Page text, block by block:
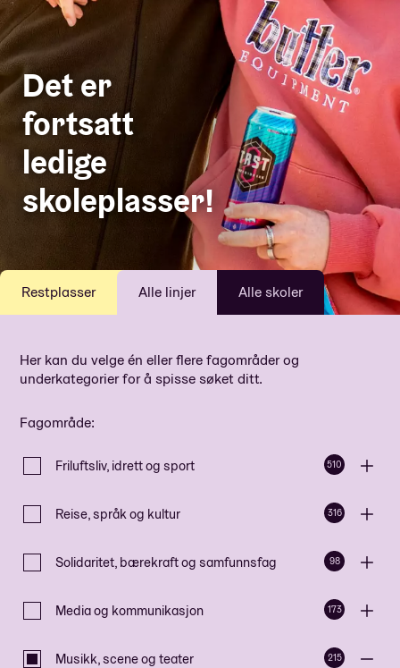
Det er
fortsatt
ledige
skoleplasser!
Restplasser Alle linjer Alle skoler
Her kan du velge én eller flere fagområder og
underkategorier for å spisse søket ditt.
Fagområde:
Friluftsliv, idrett og sport 510
Reise, språk og kultur 316
Solidaritet, bærekraft og samfunnsfag 98
Media og kommunikasjon 173
Musikk, scene og teater 215